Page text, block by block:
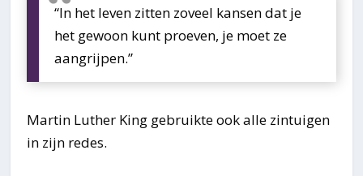
“In het leven zitten zoveel kansen dat je
het gewoon kunt proeven, je moet ze
aangrijpen.”
Martin Luther King gebruikte ook alle zintuigen
in zijn redes.